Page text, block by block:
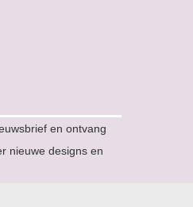
en ontvang
nieuwe designs en